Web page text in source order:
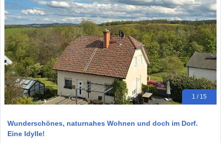
1 / 15
Wunderschönes, naturnahes Wohnen und doch im Dorf.
Eine Idylle!